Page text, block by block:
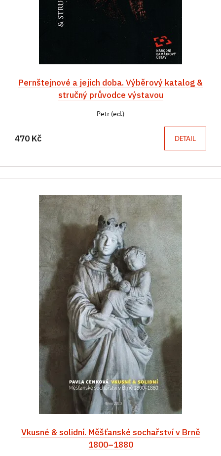
Pernštejnové a jejich doba. Výběrový katalog &
stručný průvodce výstavou
Petr (ed.)
470 Kč DETAIL
Vkusné & solidní. Měšťanské sochařství v Brně
1800–1880